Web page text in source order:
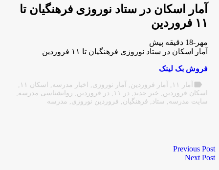
آمار اسکان در ستاد نوروزی فرهنگیان تا
۱۱ فروردین
مهر-18 دقیقه پیش
آمار اسکان در ستاد نوروزی فرهنگیان تا ۱۱ فروردین
فروش بک لینک
label آمار ۱۱ , آمار فروردین , آمار نوروزی, اخبار مدرسه, اسکان ۱۱
,
اسکان فروردین , خبر جدید, در ۱۱ , در فروردین , روانشناسی مدرسه,
سایت مدرسه, ستاد, فرهنگیان , فروردین نوروزی, مدرسه
Previous Post
Next Post